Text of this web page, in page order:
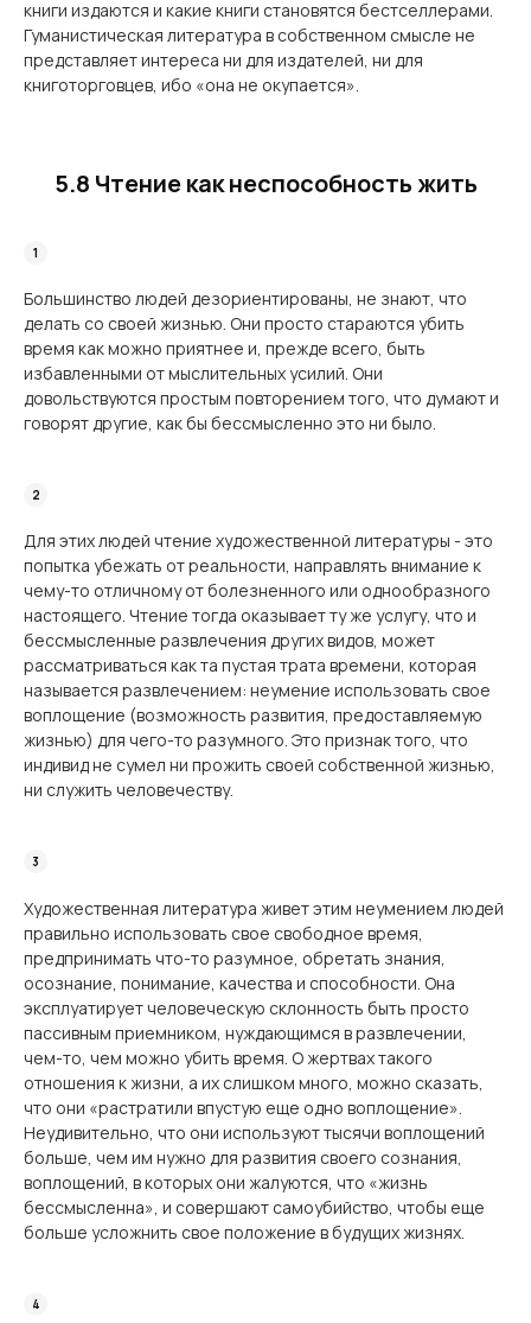
книги издаются и какие книги становятся бестселлерами.
Гуманистическая литература в собственном смысле не
представляет интереса ни для издателей, ни для
книготорговцев, ибо «она не окупается».
5.8 Чтение как неспособность жить
Большинство людей дезориентированы, не знают, что
делать со своей жизнью. Они просто стараются убить
время как можно приятнее и, прежде всего, быть
избавленными от мыслительных усилий. Они
довольствуются простым повторением того, что думают и
говорят другие, как бы бессмысленно это ни было.
Для этих людей чтение художественной литературы - это
попытка убежать от реаль­ности, направлять внимание к
чему-то отличному от болезненного или однообразного
настоящего. Чтение тогда оказывает ту же услугу, что и
бессмысленные развлечения других видов, может
рассматриваться как та пустая трата времени, которая
называется развлечением: неумение использовать свое
воплощение (возможность развития, предос­тавляемую
жизнью) для чего-то разумного. Это признак того, что
индивид не сумел ни прожить своей собственной жизнью,
ни служить человечеству.
Художественная литература живет этим неумением людей
правильно использовать свое свободное время,
предпринимать что-то разумное, обретать знания,
осознание, понимание, качества и способности. Она
эксплуатирует человеческую склонность быть просто
пассивным приемником, нуждающимся в развлечении,
чем-то, чем можно убить время. О жертвах такого
отношения к жизни, а их слишком много, можно сказать,
что они «растратили впустую еще одно воплощение».
Неудивительно, что они используют тысячи воплощений
больше, чем им нужно для развития своего сознания,
воплощений, в которых они жалуются, что «жизнь
бессмысленна», и совершают самоубийство, чтобы еще
больше усложнить свое положение в будущих жизнях.